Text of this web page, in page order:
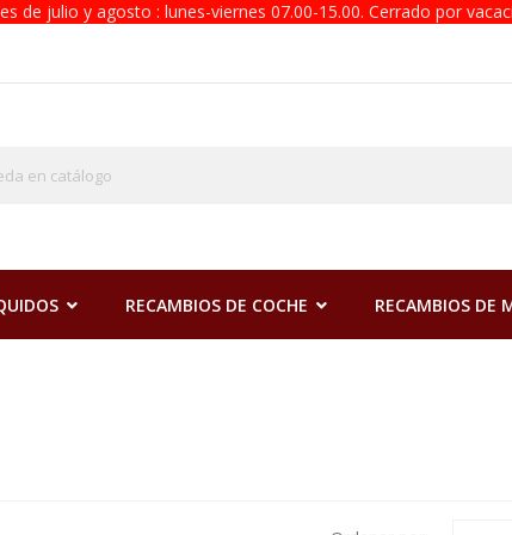
de julio y agosto : lunes-viernes 07.00-15.00. Cerrado por
RECAMBIOS DE COCHE RECAMBIOS DE